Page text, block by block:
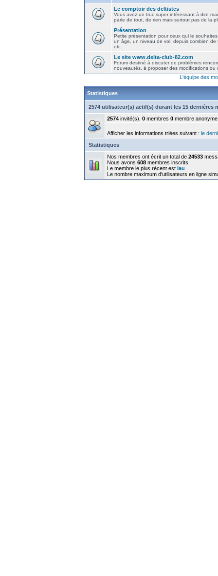
Le comptoir des deltistes
Vous avez un truc super intéressant à dire
parle de tout, de rien mais surtout pas de la
Présentation
Petite présentation pour ceux qui le
un âge, un niveau de vol, depuis combien de
etc...
Le site www.delta-club-82.com
Forum destiné à discuter de problèmes
nouveautés, à proposer des modifications ou
L'équipe des
Statistiques
2574 utilisateur(s) actif(s) durant les 15 dernières
2574 invité(s), 0 membres 0 membre anonyme
Afficher les informations triées suivant : le
Statistiques
Nos membres ont écrit un total de 24533
Nous avons 608 membres inscrits
Le membre le plus récent est lau
Le nombre maximum d'utilisateurs en ligne